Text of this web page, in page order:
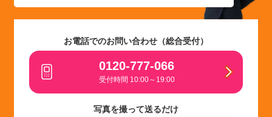
お電話でのお問い合わせ（総合受付）
0120-777-066
受付時間 10:00～19:00
写真を撮って送るだけ